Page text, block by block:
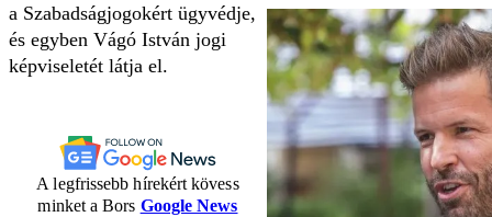
a Szabadságjogokért ügyvédje,
és egyben Vágó István jogi
képviseletét látja el.
A legfrissebb hírekért kövess
minket a Bors Google News